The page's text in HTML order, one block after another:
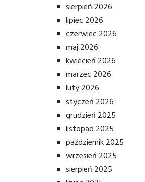
sierpień 2026
lipiec 2026
czerwiec 2026
maj 2026
kwiecień 2026
marzec 2026
luty 2026
styczeń 2026
grudzień 2025
listopad 2025
październik 2025
wrzesień 2025
sierpień 2025